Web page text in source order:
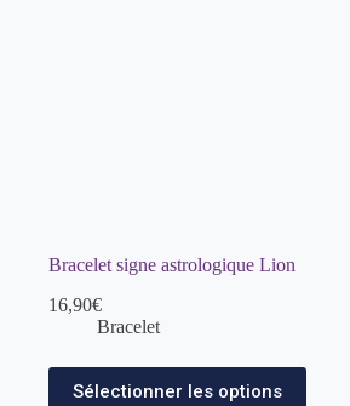
Bracelet signe astrologique Lion
16,90€
Bracelet
Sélectionner les options